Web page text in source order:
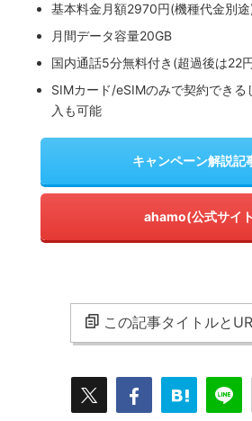
基本料金月額2970円(機種代金別途
月間データ容量20GB
国内通話5分無料付き(超過後は22
SIMカード/eSIMのみで契約できる
入も可能
キャンペーン解説記
ahamo(公式サイ
この記事タイトルと